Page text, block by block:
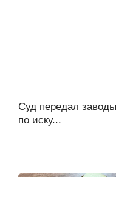
Суд передал
по иску...